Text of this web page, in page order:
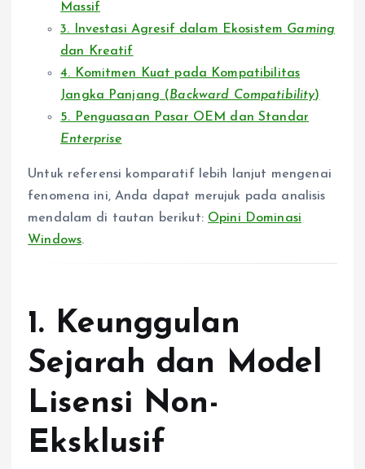
Massif
3. Investasi Agresif dalam Ekosistem Gaming
dan Kreatif
4. Komitmen Kuat pada Kompatibilitas
Jangka Panjang (Backward Compatibility)
5. Penguasaan Pasar OEM dan Standar
Enterprise
Untuk referensi komparatif lebih lanjut mengenai
fenomena ini, Anda dapat merujuk pada analisis
mendalam di tautan berikut: Opini Dominasi
Windows.
1. Keunggulan
Sejarah dan Model
Lisensi Non-
Eksklusif